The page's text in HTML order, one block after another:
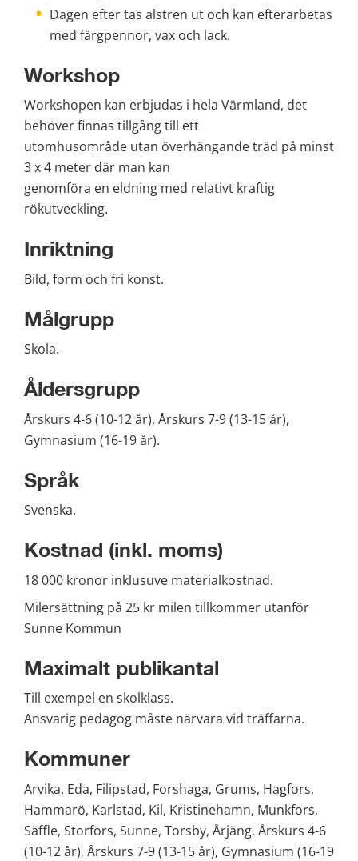
Dagen efter tas alstren ut och kan efterarbetas
med färgpennor, vax och lack.
Workshop
Workshopen kan erbjudas i hela Värmland, det
behöver finnas tillgång till ett
utomhusområde utan överhängande träd på minst
3 x 4 meter där man kan
genomföra en eldning med relativt kraftig
rökutveckling.
Inriktning
Bild, form och fri konst.
Målgrupp
Skola.
Åldersgrupp
Årskurs 4-6 (10-12 år), Årskurs 7-9 (13-15 år),
Gymnasium (16-19 år).
Språk
Svenska.
Kostnad (inkl. moms)
18 000 kronor inklusuve materialkostnad.
Milersättning på 25 kr milen tillkommer utanför
Sunne Kommun
Maximalt publikantal
Till exempel en skolklass.
Ansvarig pedagog måste närvara vid träffarna.
Kommuner
Arvika, Eda, Filipstad, Forshaga, Grums, Hagfors,
Hammarö, Karlstad, Kil, Kristinehamn, Munkfors,
Säffle, Storfors, Sunne, Torsby, Årjäng. Årskurs 4-6
(10-12 år), Årskurs 7-9 (13-15 år), Gymnasium (16-19